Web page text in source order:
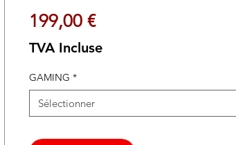
199,00 €Prix
TVA Incluse
GAMING *
Sélectionner